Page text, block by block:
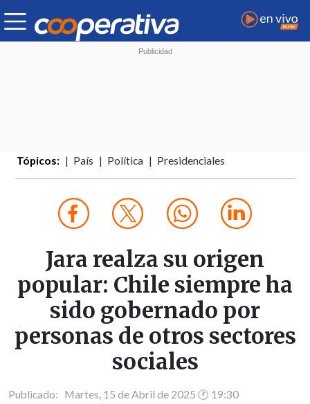
Tópicos: País Política Presidenciales
Jara realza su origen
popular: Chile siempre ha
sido gobernado por
personas de otros sectores
sociales
Publicado: Martes, 15 de Abril de 2025 🕐 19:30